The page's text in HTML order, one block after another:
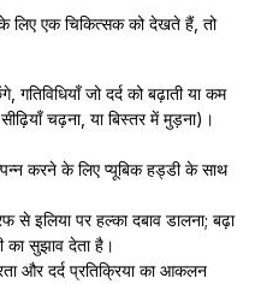
लिए एक चिकित्सक को देखते हैं, तो
जो दर्द को बढ़ाती या कम
चढ़ना, या बिस्तर में मुड़ना)।
करने के लिए प्यूबिक हड्डी के साथ
से इलिया पर हल्का दबाव डालना; बढ़ा
का सुझाव देता है।
और दर्द प्रतिक्रिया का आकलन